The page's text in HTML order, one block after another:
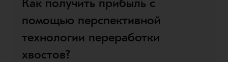
Как получить прибыль с
помощью перспективной
технологии переработки
хвостов?